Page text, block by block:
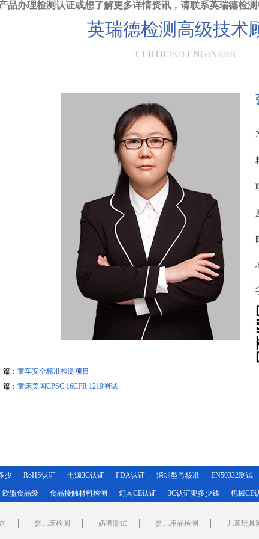
品办理检测认证或想了解更多详情资讯，请联系英瑞德检测
英瑞德检测高级技术
CERTIFIED ENGINEER
篇： 童车安全标准检测项目
篇： 童床美国CPSC 16CFR 1219测试
少 RoHS认证 电源3C认证 FDA认证 深圳型号核准 EN50332测试
欧盟食品级 食品接触材料检测 灯具CE认证 3C认证要多少钱 机械CE
婴儿床检测 奶嘴测试 婴儿用品检测 儿童玩具